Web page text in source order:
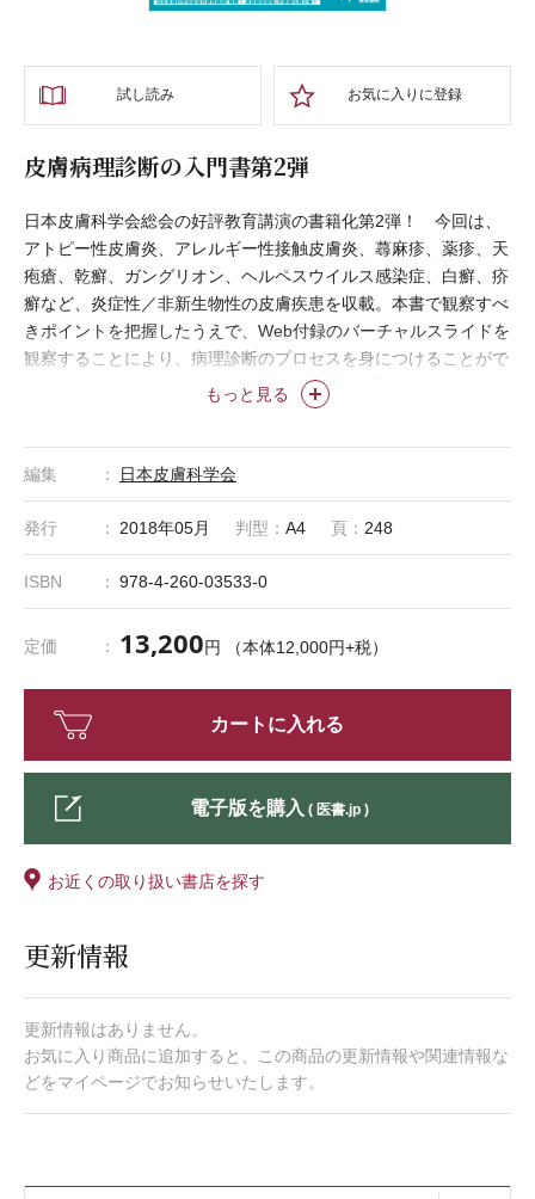
試し読み お気に入りに登録
皮膚病理診断の入門書第2弾
もっと見る
日本皮膚科学会総会の好評教育講演の書籍化第2弾！ 今回は、
アトピー性皮膚炎、アレルギー性接触皮膚炎、蕁麻疹、薬疹、天
疱瘡、乾癬、ガングリオン、ヘルペスウイルス感染症、白癬、疥
癬など、炎症性／非新生物性の皮膚疾患を収載。本書で観察すべ
きポイントを把握したうえで、Web付録のバーチャルスライドを
観察することにより、病理診断のプロセスを身につけることがで
きる。ビギナーからエキスパートまで必読の1冊。
本書に記載の Username と Password をご用意のうえ、下のボ
りください。
バーチャルスライド ログイン
編集 日本皮膚科学会
発行 2018年05月 判型： A4 頁： 248
ISBN 978-4-260-03533-0
定価 13,200円 （本体12,000円+税）
カートに入れる
電子版を購入 ( 医書.jp )
お近くの取り扱い書店を探す
更新情報
更新情報はありません。
お気に入り商品に追加すると、この商品の更新情報や関連情報な
どをマイページでお知らせいたします。